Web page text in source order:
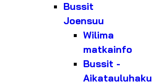
Bussit
Joensuu
Wilima
matkainfo
Bussit -
Aikatauluhaku